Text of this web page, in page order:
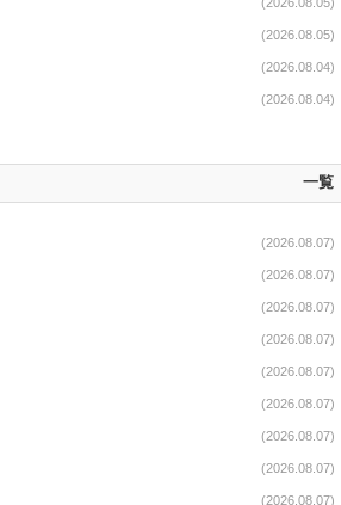
(2026.08.05)
(2026.08.04)
(2026.08.04)
一覧
(2026.08.07)
(2026.08.07)
(2026.08.07)
(2026.08.07)
(2026.08.07)
(2026.08.07)
(2026.08.07)
(2026.08.07)
(2026.08.07)